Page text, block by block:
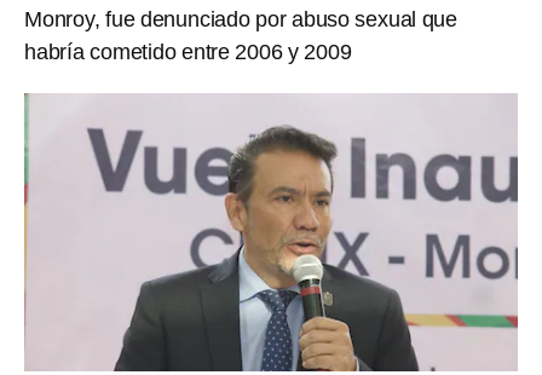
Monroy, fue denunciado por abuso sexual que
habría cometido entre 2006 y 2009